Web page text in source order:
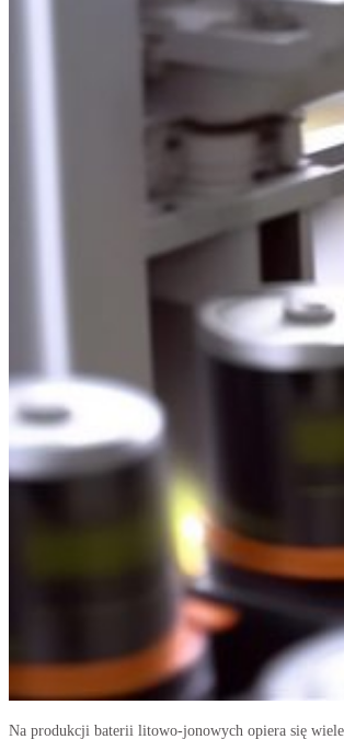
Na produkcji baterii litowo-jonowych opiera się